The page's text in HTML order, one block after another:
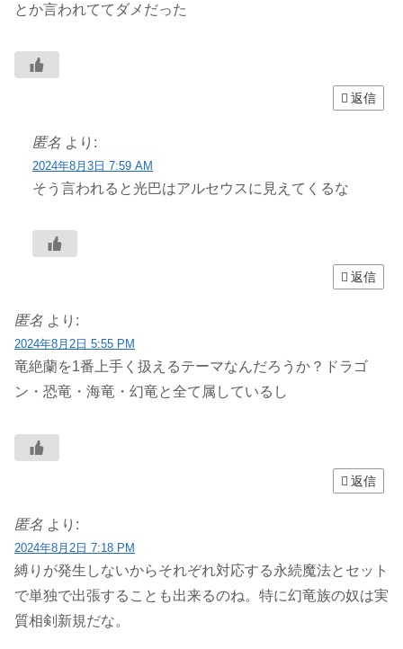
とか言われててダメだった
返信
匿名 より:
2024年8月3日 7:59 AM
そう言われると光巴はアルセウスに見えてくるな
返信
匿名 より:
2024年8月2日 5:55 PM
竜絶蘭を1番上手く扱えるテーマなんだろうか？ドラゴ
ン・恐竜・海竜・幻竜と全て属しているし
返信
匿名 より:
2024年8月2日 7:18 PM
縛りが発生しないからそれぞれ対応する永続魔法とセット
で単独で出張することも出来るのね。特に幻竜族の奴は実
質相剣新規だな。